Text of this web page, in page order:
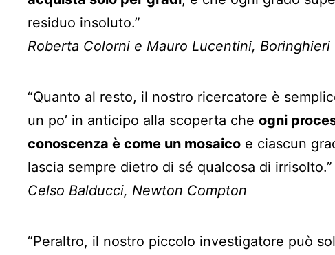
residuo insoluto.”
Roberta Colorni e Mauro Lucentini, Boringhieri
“Quanto al resto, il nostro ricercatore è
un po’ in anticipo alla scoperta che ogni
conoscenza è come un mosaico e ciascun
lascia sempre dietro di sé qualcosa di irrisolto.”
Celso Balducci, Newton Compton
“Peraltro, il nostro piccolo investigatore può